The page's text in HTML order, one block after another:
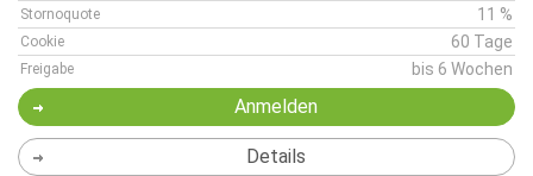
Stornoquote 11 %
Cookie 60 Tage
Freigabe bis 6 Wochen
Anmelden
Details